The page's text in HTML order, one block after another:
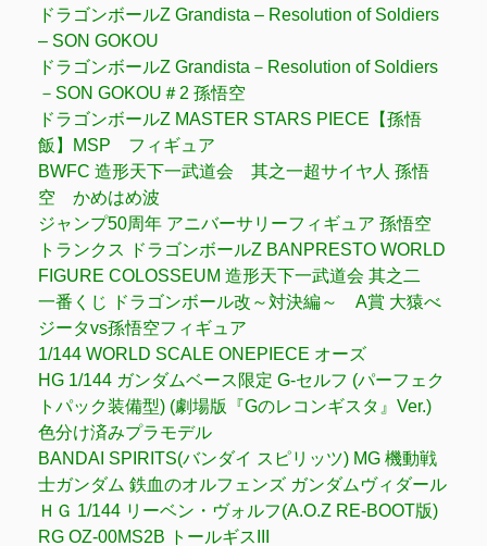
ドラゴンボールZ Grandista – Resolution of Soldiers
– SON GOKOU
ドラゴンボールZ Grandista－Resolution of Soldiers
－SON GOKOU＃2 孫悟空
ドラゴンボールZ MASTER STARS PIECE【孫悟
飯】MSP フィギュア
BWFC 造形天下一武道会 其之一超サイヤ人 孫悟
空 かめはめ波
ジャンプ50周年 アニバーサリーフィギュア 孫悟空
トランクス ドラゴンボールZ BANPRESTO WORLD
FIGURE COLOSSEUM 造形天下一武道会 其之二
一番くじ ドラゴンボール改～対決編～ A賞 大猿べ
ジータvs孫悟空フィギュア
1/144 WORLD SCALE ONEPIECE オーズ
HG 1/144 ガンダムベース限定 G-セルフ (パーフェク
トパック装備型) (劇場版『Gのレコンギスタ』Ver.)
色分け済みプラモデル
BANDAI SPIRITS(バンダイ スピリッツ) MG 機動戦
士ガンダム 鉄血のオルフェンズ ガンダムヴィダール
ＨＧ 1/144 リーベン・ヴォルフ(A.O.Z RE-BOOT版)
RG OZ-00MS2B トールギスIII